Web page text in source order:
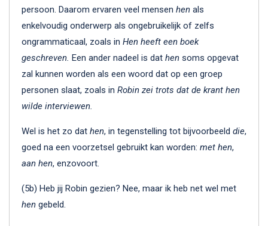
persoon. Daarom ervaren veel mensen hen als
enkelvoudig onderwerp als ongebruikelijk of zelfs
ongrammaticaal, zoals in Hen heeft een boek
geschreven. Een ander nadeel is dat hen soms opgevat
zal kunnen worden als een woord dat op een groep
personen slaat, zoals in Robin zei trots dat de krant hen
wilde interviewen.
Wel is het zo dat hen, in tegenstelling tot bijvoorbeeld die,
goed na een voorzetsel gebruikt kan worden: met hen,
aan hen, enzovoort.
(5b) Heb jij Robin gezien? Nee, maar ik heb net wel met
hen gebeld.